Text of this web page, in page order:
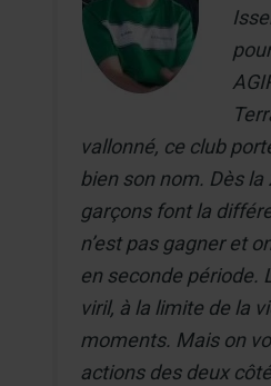
vallonné, ce club
bien son nom. Dès la
garçons font la
n’est pas gagner et
en seconde période.
viril, à la limite de la
moments. Mais on
actions des deux